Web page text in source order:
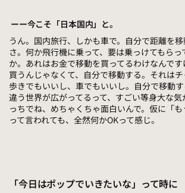
ーー今こそ「日本国内」と。
うん。国内旅行、しかも車で。自分で距離を
さ。何か飛行機に乗って、要は乗っけてもら
か。あれはお金で移動を買ってるわけなんで
買うんじゃなくて、自分で移動する。それはチ
歩きでもいいし、車でもいいし。自分で移動
違う世界が広がってるって、すごい等身大な
っちでね、めちゃくちゃ面白いんで。仮に「も
って言われても、全然何かOKって感じ。
「今日はポップでいきたいな」って時に